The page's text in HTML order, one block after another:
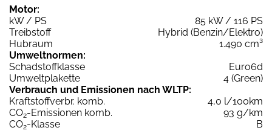
Motor:
kW / PS
85 kW / 116 PS
Treibstoff
Hybrid (Benzin/Elektro)
Hubraum
1.490 cm³
Umweltnormen:
Schadstoffklasse
Euro6d
Umweltplakette
4 (Green)
Verbrauch und Emissionen nach WLTP:
Kraftstoffverbr. komb.
4,0 l/100km
CO2-Emissionen komb.
93 g/km
CO2-Klasse
B